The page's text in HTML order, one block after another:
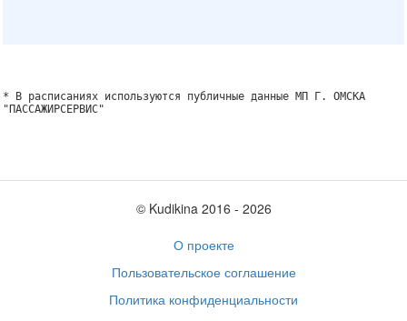
* В расписаниях используются публичные данные МП Г. ОМСКА
"ПАССАЖИРСЕРВИС"
© Kudikina 2016 ‐ 2026
О проекте
Пользовательское соглашение
Политика конфиденциальности